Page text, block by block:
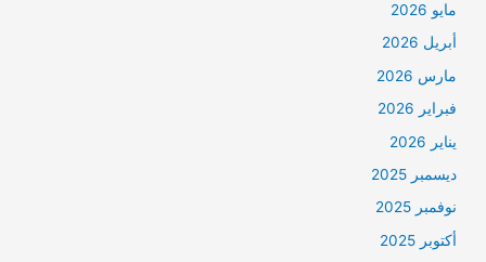
مايو 2026
أبريل 2026
مارس 2026
فبراير 2026
يناير 2026
ديسمبر 2025
نوفمبر 2025
أكتوبر 2025